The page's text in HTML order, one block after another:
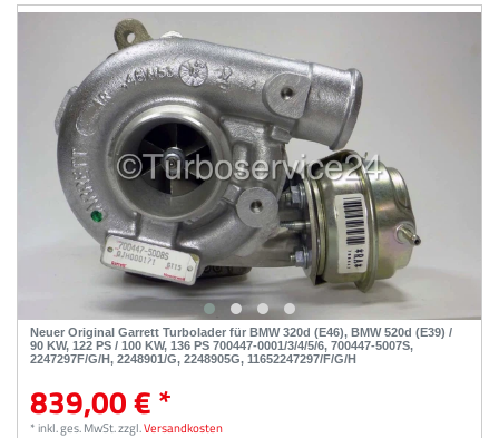
Neuer Original Garrett Turbolader für BMW 320d (E46), BMW 520d (E39) /
90 KW, 122 PS / 100 KW, 136 PS 700447-0001/3/4/5/6, 700447-5007S,
2247297F/G/H, 2248901/G, 2248905G, 11652247297/F/G/H
839,00 € *
*inkl. ges. MwSt.zzgl.Versandkosten